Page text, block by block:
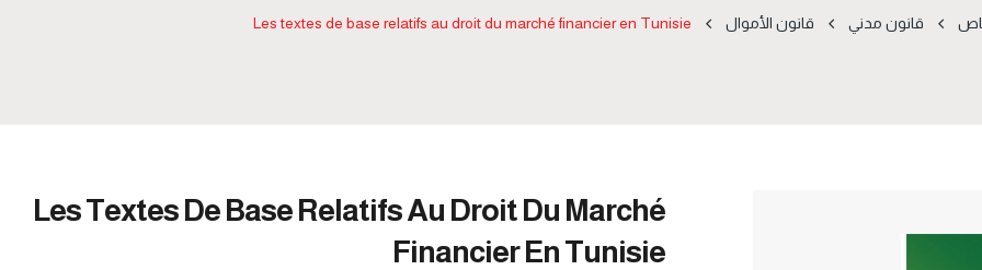
قانون مدني قانون الأموال Les textes de base relatifs au droit du marché financier en Tunisie
Les Textes De Base Relatifs Au Droit Du Marché
Financier En Tunisie